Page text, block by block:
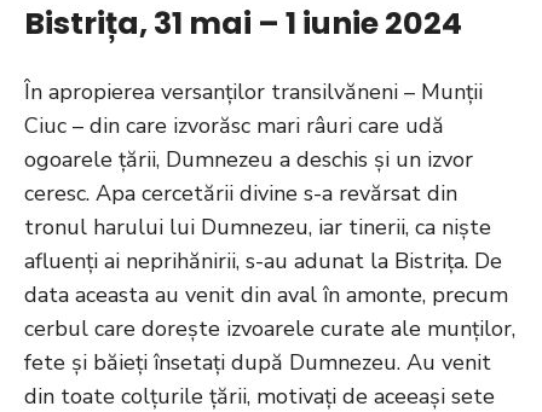
Bistrița, 31 mai – 1 iunie 2024
În apropierea versanților transilvăneni – Munții
Ciuc – din care izvorăsc mari râuri care udă
ogoarele țării, Dumnezeu a deschis și un izvor
ceresc. Apa cercetării divine s-a revărsat din
tronul harului lui Dumnezeu, iar tinerii, ca niște
afluenți ai neprihănirii, s-au adunat la Bistrița. De
data aceasta au venit din aval în amonte, precum
cerbul care dorește izvoarele curate ale munților,
fete și băieți însetați după Dumnezeu. Au venit
din toate colțurile țării, motivați de aceeași sete